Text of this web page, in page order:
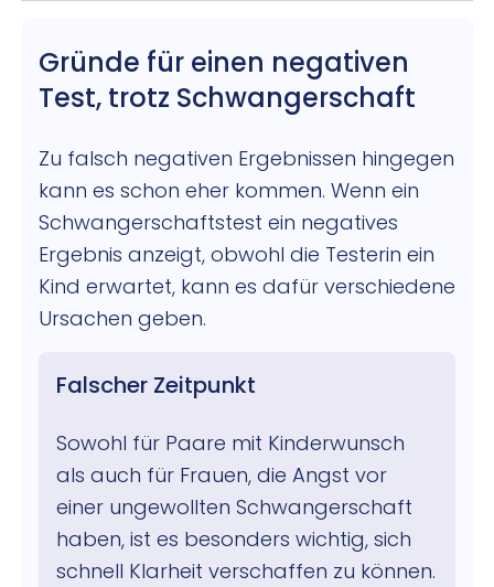
Gründe für einen negativen
Test, trotz Schwangerschaft
Zu falsch negativen Ergebnissen hingegen
kann es schon eher kommen. Wenn ein
Schwangerschaftstest ein negatives
Ergebnis anzeigt, obwohl die Testerin ein
Kind erwartet, kann es dafür verschiedene
Ursachen geben.
Falscher Zeitpunkt
Sowohl für Paare mit Kinderwunsch
als auch für Frauen, die Angst vor
einer ungewollten Schwangerschaft
haben, ist es besonders wichtig, sich
schnell Klarheit verschaffen zu können.